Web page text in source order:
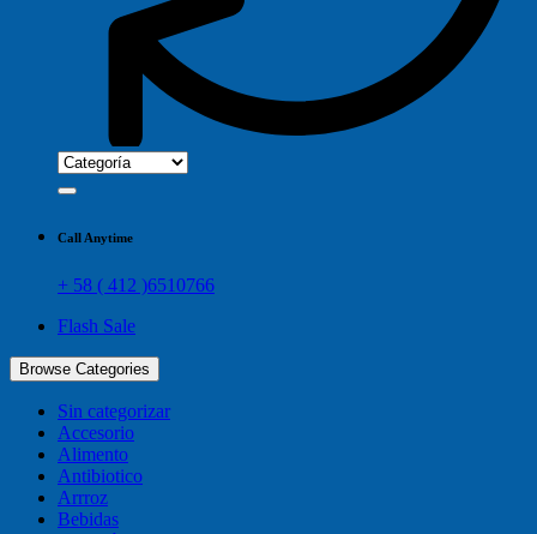
Call Anytime
+ 58 ( 412 )6510766
Flash Sale
Browse Categories
Sin categorizar
Accesorio
Alimento
Antibiotico
Arrroz
Bebidas